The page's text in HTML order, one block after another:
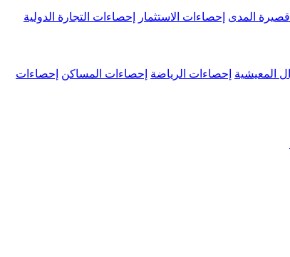
قصيرة المدى إحصاءات الاستثمار إحصاءات التجارة الدولية
المعيشية إحصاءات الرياضة إحصاءات المساكن إحصاءات